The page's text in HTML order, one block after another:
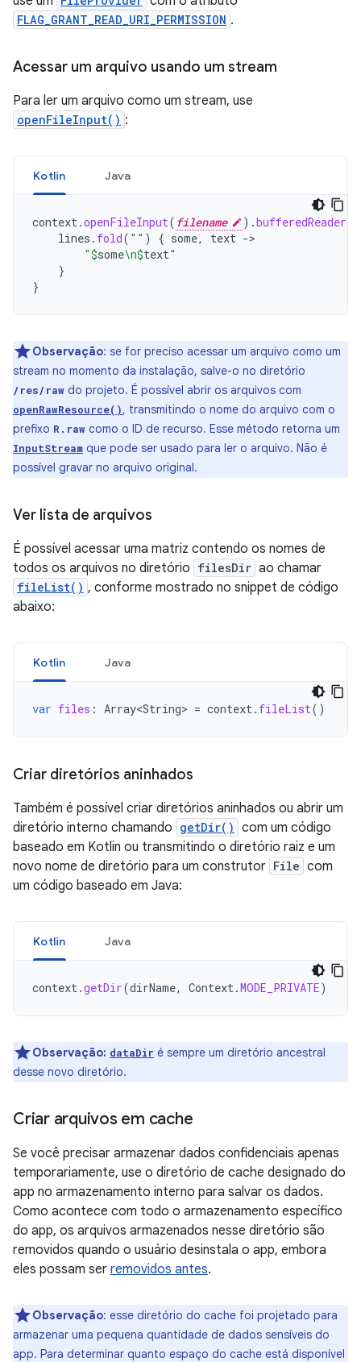
FLAG_GRANT_READ_URI_PERMISSION .
Acessar um arquivo usando um stream
Para ler um arquivo como um stream, use
openFileInput() :
Kotlin Java
context.openFileInput( filename ).bufferedReader
lines . fold( "" ) { some, text ->
"$some\n$text"
}
}
Observação: se for preciso acessar um arquivo como um
stream no momento da instalação, salve-o no diretório
/res/raw do projeto. É possível abrir os arquivos com
openRawResource(), transmitindo o nome do arquivo com o
prefixo R.raw como o ID de recurso. Esse método retorna um
InputStream que pode ser usado para ler o arquivo. Não é
possível gravar no arquivo original.
Ver lista de arquivos
É possível acessar uma matriz contendo os nomes de
todos os arquivos no diretório filesDir ao chamar
fileList() , conforme mostrado no snippet de código
abaixo:
Kotlin Java
var files : Array<String> = context. fileList()
Criar diretórios aninhados
Também é possível criar diretórios aninhados ou abrir um
diretório interno chamando getDir() com um código
baseado em Kotlin ou transmitindo o diretório raiz e um
novo nome de diretório para um construtor File com
um código baseado em Java:
Kotlin Java
context.getDir(dirName, Context.MODE_PRIVATE)
Observação: dataDir é sempre um diretório ancestral
desse novo diretório.
Criar arquivos em cache
Se você precisar armazenar dados confidenciais apenas
temporariamente, use o diretório de cache designado do
app no armazenamento interno para salvar os dados.
Como acontece com todo o armazenamento específico
do app, os arquivos armazenados nesse diretório são
removidos quando o usuário desinstala o app, embora
eles possam ser removidos antes.
Observação: esse diretório do cache foi projetado para
armazenar uma pequena quantidade de dados sensíveis do
app. Para determinar quanto espaço do cache está disponível